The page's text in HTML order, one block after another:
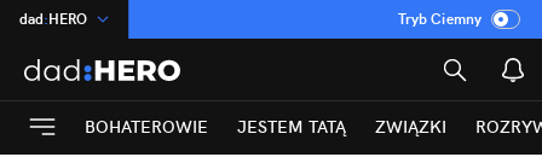
dad:HERO
:Temat
INN:Poland
ASZ:dziennik
Tryb Ciemny
BOHATEROWIE JESTEM TATĄ ZWIĄZKI